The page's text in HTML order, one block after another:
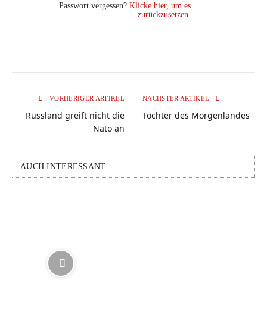
Passwort vergessen? Klicke hier, um es
zurückzusetzen.
VORHERIGER ARTIKEL
Russland greift nicht die
Nato an
NÄCHSTER ARTIKEL
Tochter des Morgenlandes
AUCH INTERESSANT